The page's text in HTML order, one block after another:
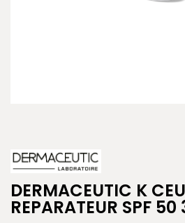
DERMACEUTIC K
REPARATEUR SPF 50